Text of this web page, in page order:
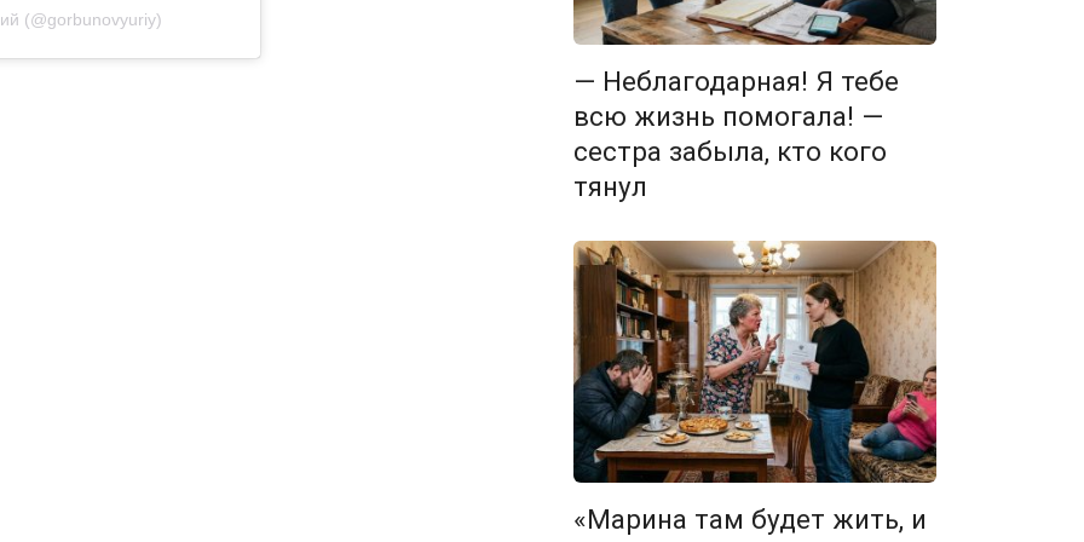
(@gorbunovyuriy)
— Неблагодарная! Я тебе
всю жизнь помогала! —
сестра забыла, кто кого
тянул
«Марина там будет жить, и